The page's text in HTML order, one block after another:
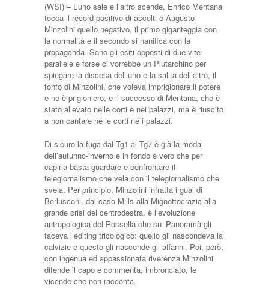
(WSI) – L’uno sale e l’altro scende, Enrico Mentana
tocca il record positivo di ascolti e Augusto
Minzolini quello negativo, il primo giganteggia con
la normalità e il secondo si nanifica con la
propaganda. Sono gli esiti opposti di due vite
parallele e forse ci vorrebbe un Plutarchino per
spiegare la discesa dell’uno e la salita dell’altro, il
tonfo di Minzolini, che voleva imprigionare il potere
e ne è prigioniero, e il successo di Mentana, che è
stato allevato nelle corti e nei palazzi, ma è riuscito
a non cantare né le corti né i palazzi.
Di sicuro la fuga dal Tg1 al Tg7 è già la moda
dell’autunno-inverno e in fondo è vero che per
capirla basta guardare e confrontare il
telegiornalismo che vela con il telegiornalismo che
svela. Per principio, Minzolini infratta i guai di
Berlusconi, dal caso Mills alla Mignottocrazia alla
grande crisi del centrodestra, è l’evoluzione
antropologica del Rossella che su ‘Panoramà gli
faceva l’editing tricologico: quello gli nascondeva la
calvizie e questo gli nasconde gli affanni. Poi, però,
con ingenua ed appassionata riverenza Minzolini
difende il capo e commenta, imbronciato, le
vicende che non racconta.